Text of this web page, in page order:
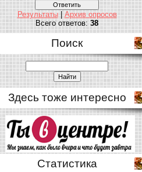
Результаты|Архив опросов
Всего ответов:38
Поиск
Здесь тоже интересно
Статистика